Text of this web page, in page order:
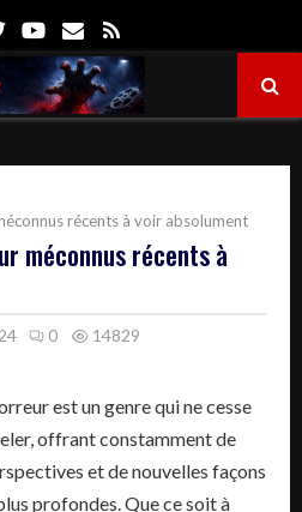
TwitterYoutube
Email
récents à voir absolument
méconnus récents à
0 14829
est un genre qui ne cesse
offrant constamment de
et de nouvelles façons
profondes. Que ce soit à